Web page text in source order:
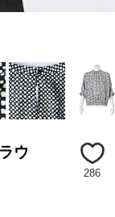
ウ
286